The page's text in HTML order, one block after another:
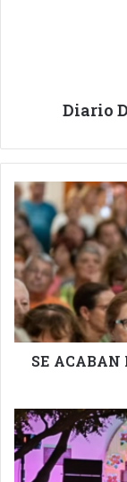
Diario
SE
ACABAN
LAS
FIESTAS
DE
LA
PATRONA
DE
CANARIAS.
SE ACABAN
SE
ACABAN
LAS
FIESTAS